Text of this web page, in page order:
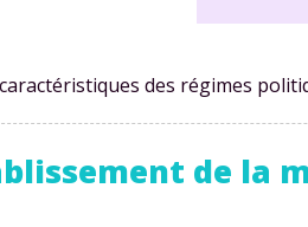
des régimes
de la